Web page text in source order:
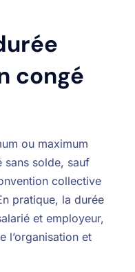
congé
ou maximum
solde, sauf
collective
pratique, la durée
et employeur,
l’organisation et